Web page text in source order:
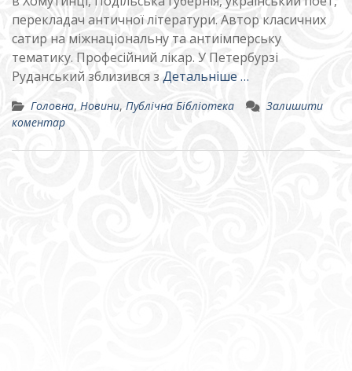
перекладач античної літератури. Автор класичних
сатир на міжнаціональну та антиімперську
тематику. Професійний лікар. У Петербурзі
Руданський зблизився з Детальніше …
Головна, Новини, Публічна Бібліотека
Залишити
коментар